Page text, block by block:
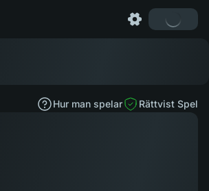
Hur man spelar Rättvist Spel